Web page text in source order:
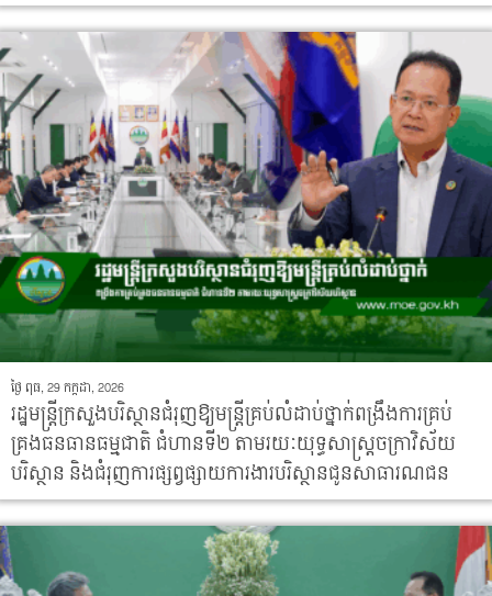
ថ្ងៃ ពុធ, 29 កក្កដា, 2026
រដ្ឋមន្រ្តីក្រសួងបរិស្ថានជំរុញឱ្យមន្រ្តីគ្រប់លំដាប់ថ្នាក់ពង្រឹងការគ្រប់
គ្រងធនធានធម្មជាតិ ជំហានទី២ តាមរយៈយុទ្ធសាស្ត្រចក្រាវិស័យ
បរិស្ថាន និងជំរុញការផ្សព្វផ្សាយការងារបរិស្ថានជូនសាធារណជន